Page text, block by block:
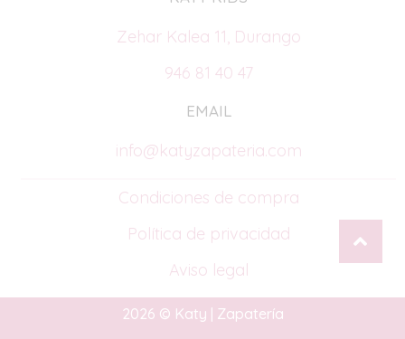
Zehar Kalea 11, Durango
946 81 40 47
EMAIL
info@katyzapateria.com
Condiciones de compra
Política de privacidad
Aviso legal
2026 © Katy | Zapatería